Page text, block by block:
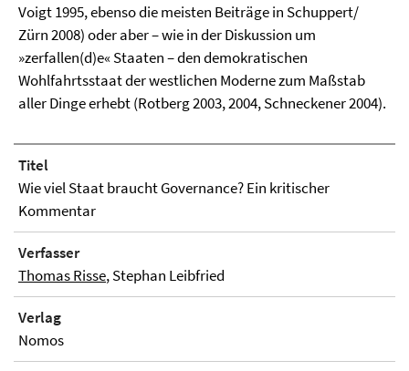
Voigt 1995, ebenso die meisten Beiträge in Schuppert/
Zürn 2008) oder aber – wie in der Diskussion um
»zerfallen(d)e« Staaten – den demokratischen
Wohlfahrtsstaat der westlichen Moderne zum Maßstab
aller Dinge erhebt (Rotberg 2003, 2004, Schneckener 2004).
Titel
Wie viel Staat braucht Governance? Ein kritischer
Kommentar
Verfasser
Thomas Risse, Stephan Leibfried
Verlag
Nomos